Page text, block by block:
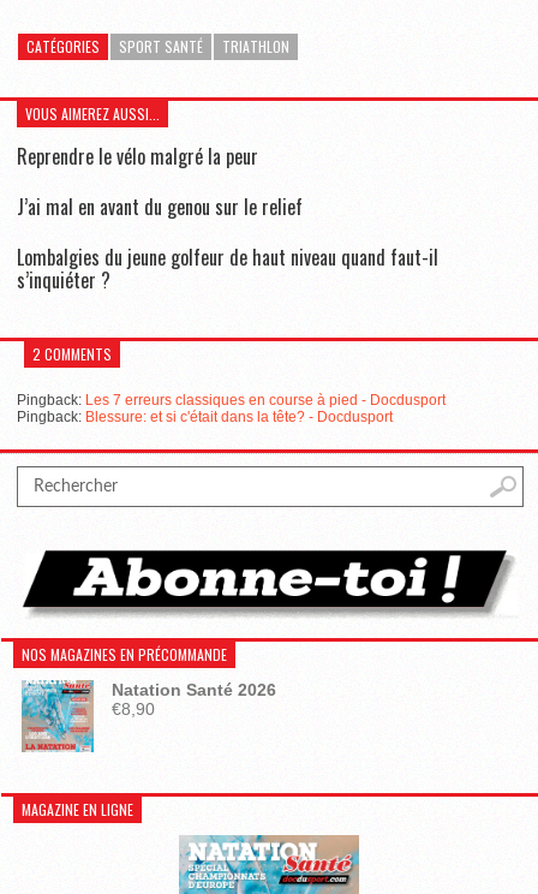
CATÉGORIES SPORT SANTÉ TRIATHLON
VOUS AIMEREZ AUSSI...
Reprendre le vélo malgré la peur
J’ai mal en avant du genou sur le relief
Lombalgies du jeune golfeur de haut niveau quand faut-il
s’inquiéter ?
2 COMMENTS
Pingback: Les 7 erreurs classiques en course à pied - Docdusport
Pingback: Blessure: et si c'était dans la tête? - Docdusport
NOS MAGAZINES EN PRÉCOMMANDE
Natation Santé 2026
€8,90
MAGAZINE EN LIGNE